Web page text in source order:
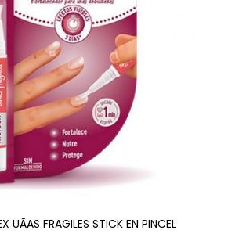
UÃAS FRAGILES STICK EN PINCEL